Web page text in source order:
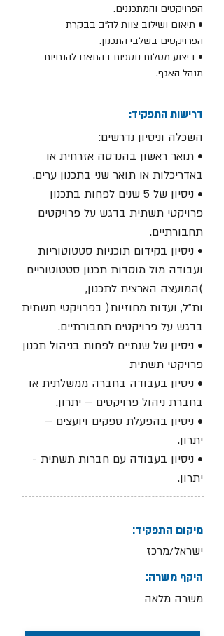
הפרויקטים והמתכננים.
• תיאום ושילוב צוות לה"ב בבקרת
הפרויקטים בשלבי התכנון.
• ביצוע מטלות נוספות בהתאם להנחיות
מנהל האגף.
דרישות התפקיד:
השכלה וניסיון נדרשים:
• תואר ראשון בהנדסה אזרחית או
באדריכלות או תואר שני בתכנון ערים.
• ניסיון של 5 שנים לפחות בתכנון
פרויקטי תשתית בדגש על פרויקטים
תחבורתיים.
• ניסיון בקידום תוכניות סטטוטוריות
ועבודה מול מוסדות תכנון סטטוטוריים
)המועצה הארצית לתכנון,
ות"ל, ועדות מחוזיות( בפרויקטי תשתית
בדגש על פרויקטים תחבורתיים.
• ניסיון של שנתיים לפחות בניהול תכנון
פרויקטי תשתית
• ניסיון בעבודה בחברה ממשלתית או
בחברת ניהול פרויקטים – יתרון.
• ניסיון בהפעלת ספקים ויועצים –
יתרון.
• ניסיון בעבודה עם חברות תשתית -
יתרון.
מיקום התפקיד:
ישראל/מרכז
היקף משרה:
משרה מלאה